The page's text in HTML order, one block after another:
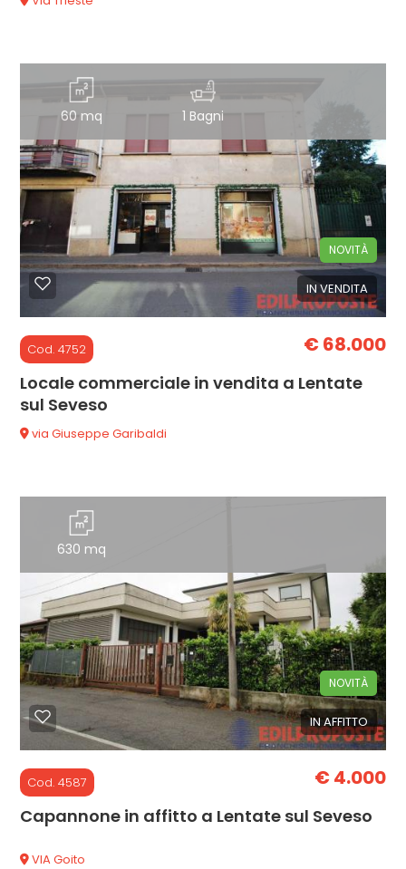
60 mq 1 Bagni
IN VENDITA
NOVITÀ
Cod. 4752 € 68.000
Locale commerciale in vendita a Lentate
sul Seveso
via Giuseppe Garibaldi
630 mq
IN AFFITTO
NOVITÀ
Cod. 4587 € 4.000
Capannone in affitto a Lentate sul Seveso
VIA Goito